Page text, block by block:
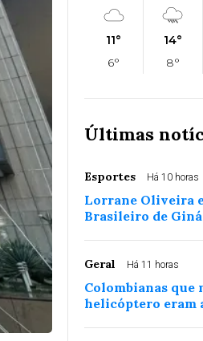
11°
6°
14°
8°
Últimas
Esportes Há 10 horas
Lorrane Oliveira
Brasileiro de
Geral Há 11 horas
Colombianas que
helicóptero eram